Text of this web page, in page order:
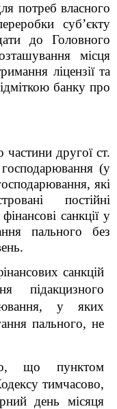
потреб власного
суб’єкту
до Головного
місця
ліцензії та
банку про
частини другої ст.
(у
які
постійні
санкції у
пального без
санкцій
підакцизного
у яких
пального, не
що пунктом
тимчасово,
день місяця